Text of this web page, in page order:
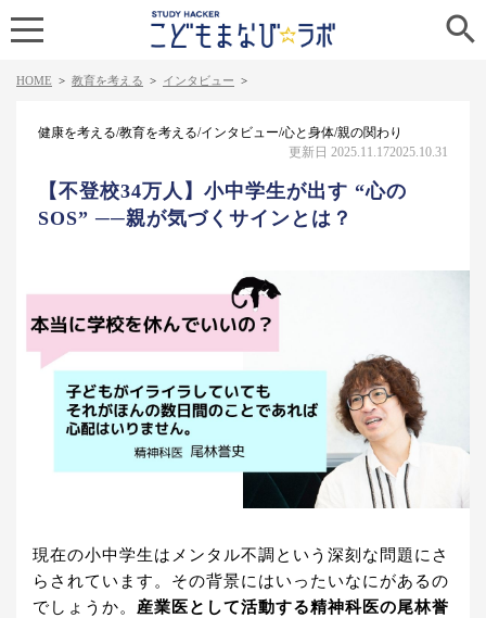

HOME > 教育を考える > インタビュー >
健康を考える/教育を考える/インタビュー/心と身体/親の関わり
2025.10.31
更新日 2025.11.17
【不登校34万人】小中学生が出す “心の
SOS” ──親が気づくサインとは？
現在の小中学生はメンタル不調という深刻な問題にさ
らされています。その背景にはいったいなにがあるの
でしょうか。 産業医として活動する精神科医の尾林誉